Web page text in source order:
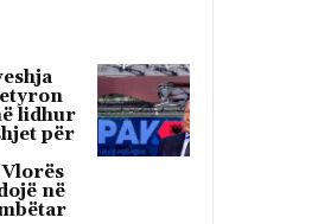
lidhur
për
në